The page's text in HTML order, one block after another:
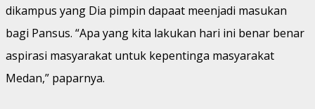
dikampus yang Dia pimpin dapaat meenjadi masukan
bagi Pansus. “Apa yang kita lakukan hari ini benar benar
aspirasi masyarakat untuk kepentinga masyarakat
Medan,” paparnya.